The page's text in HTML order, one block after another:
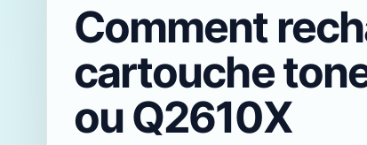
Comment
cartouche
ou Q2610X